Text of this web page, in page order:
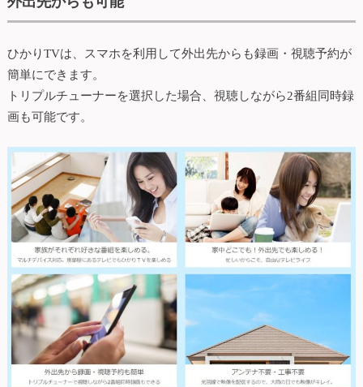
ひかりTVは、スマホを利用して外出先からも録画・視聴予約が
簡単にできます。
トリプルチューナーを選択した場合、視聴しながら2番組同時録
画も可能です。